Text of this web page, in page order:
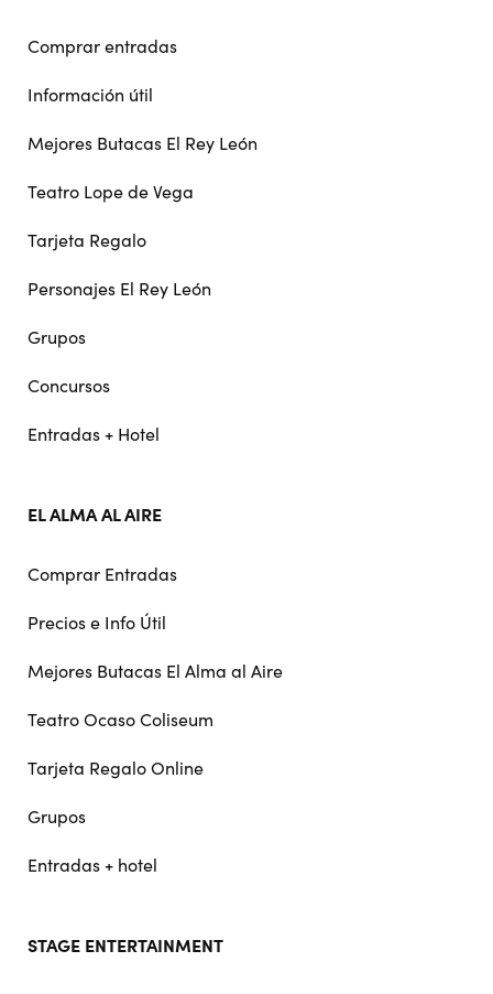
Comprar entradas
Información útil
Mejores Butacas El Rey León
Teatro Lope de Vega
Tarjeta Regalo
Personajes El Rey León
Grupos
Concursos
Entradas + Hotel
EL ALMA AL AIRE
Comprar Entradas
Precios e Info Útil
Mejores Butacas El Alma al Aire
Teatro Ocaso Coliseum
Tarjeta Regalo Online
Grupos
Entradas + hotel
STAGE ENTERTAINMENT